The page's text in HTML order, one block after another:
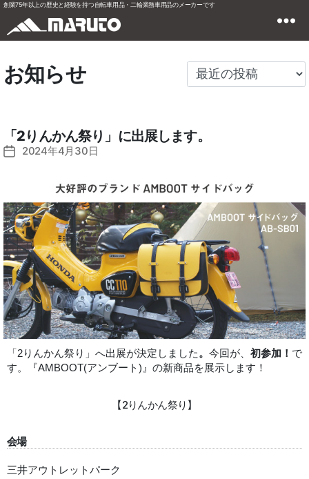
創業75年以上の歴史と経験を持つ自転車用品・二輪業務車用品のメーカーです
お知らせ
「2りんかん祭り」に出展します。
投
2024年4月30日
「2りんかん祭り」へ出展が決定しました。 今回が、 初参加！ で
す。『AMBOOT(アンブート)』の新商品を展示します！
【2りんかん祭り】
会場
三井アウトレットパーク